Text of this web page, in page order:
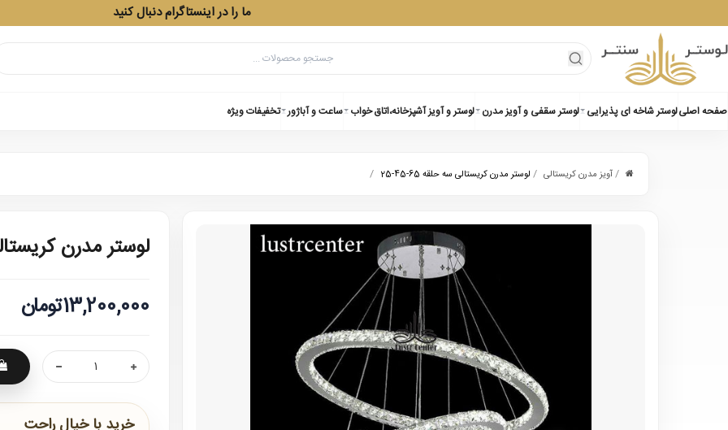
ما را در اینستاگرام دنبال کنید
صفحه اصلیلوستر شاخه ای پذیرایی لوستر سقفی و آویز مدرن لوستر و آویز آشپزخانه،اتاق خواب ساعت و آباژور تخفیفات ویژه
/آویز مدرن کریستالی / لوستر مدرن کریستالی سه حلقه 65-45-25 /
لوستر مدرن کریستالی
13,200,000تومان
خرید با خیال راحت